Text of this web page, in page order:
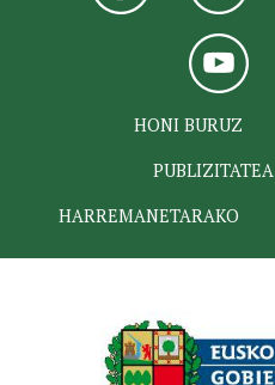
HONI BURUZ
PUBLIZITATEA
HARREMANETARAKO